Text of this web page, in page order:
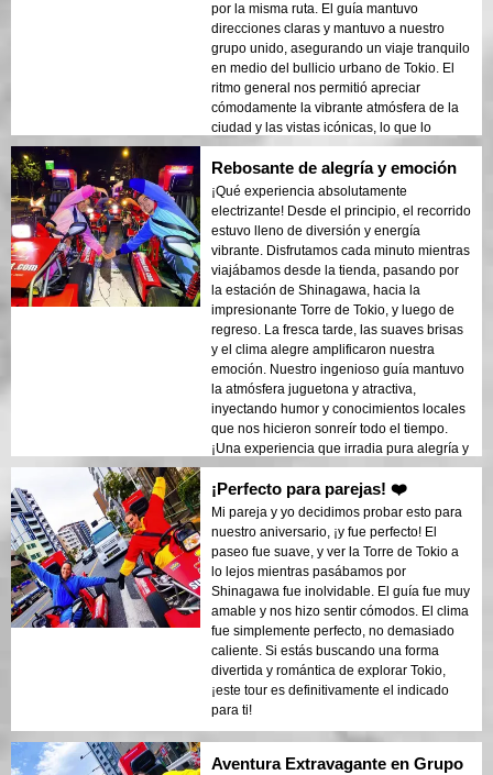
por la misma ruta. El guía mantuvo
direcciones claras y mantuvo a nuestro
grupo unido, asegurando un viaje tranquilo
en medio del bullicio urbano de Tokio. El
ritmo general nos permitió apreciar
cómodamente la vibrante atmósfera de la
ciudad y las vistas icónicas, lo que lo
convirtió en una excursión completamente
agradable.
Rebosante de alegría y emoción
¡Qué experiencia absolutamente
electrizante! Desde el principio, el recorrido
estuvo lleno de diversión y energía
vibrante. Disfrutamos cada minuto mientras
viajábamos desde la tienda, pasando por
la estación de Shinagawa, hacia la
impresionante Torre de Tokio, y luego de
regreso. La fresca tarde, las suaves brisas
y el clima alegre amplificaron nuestra
emoción. Nuestro ingenioso guía mantuvo
la atmósfera juguetona y atractiva,
inyectando humor y conocimientos locales
que nos hicieron sonreír todo el tiempo.
¡Una experiencia que irradia pura alegría y
vitalidad!
¡Perfecto para parejas! ❤️
Mi pareja y yo decidimos probar esto para
nuestro aniversario, ¡y fue perfecto! El
paseo fue suave, y ver la Torre de Tokio a
lo lejos mientras pasábamos por
Shinagawa fue inolvidable. El guía fue muy
amable y nos hizo sentir cómodos. El clima
fue simplemente perfecto, no demasiado
caliente. Si estás buscando una forma
divertida y romántica de explorar Tokio,
¡este tour es definitivamente el indicado
para ti!
Aventura Extravagante en Grupo